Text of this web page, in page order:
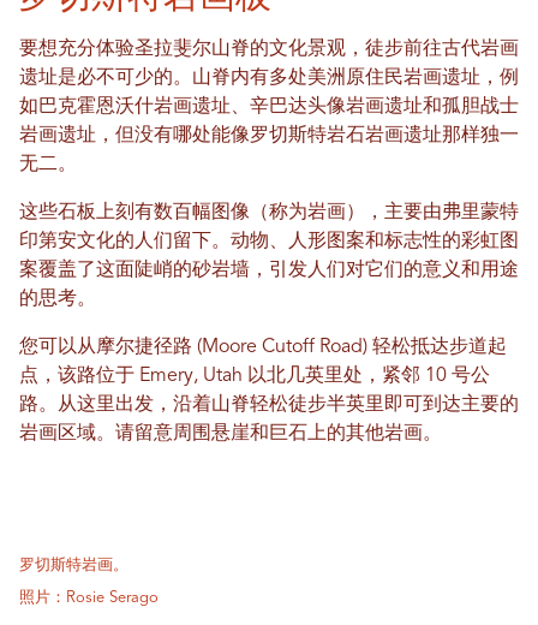
要想充分体验圣拉斐尔山脊的文化景观，徒步前往古代岩画
遗址是必不可少的。山脊内有多处美洲原住民岩画遗址，例
如巴克霍恩沃什岩画遗址、辛巴达头像岩画遗址和孤胆战士
岩画遗址，但没有哪处能像罗切斯特岩石岩画遗址那样独一
无二。
这些石板上刻有数百幅图像（称为岩画），主要由弗里蒙特
印第安文化的人们留下。动物、人形图案和标志性的彩虹图
案覆盖了这面陡峭的砂岩墙，引发人们对它们的意义和用途
的思考。
您可以从摩尔捷径路 (Moore Cutoff Road) 轻松抵达步道起
点，该路位于 Emery, Utah 以北几英里处，紧邻 10 号公
路。从这里出发，沿着山脊轻松徒步半英里即可到达主要的
岩画区域。请留意周围悬崖和巨石上的其他岩画。
罗切斯特岩画。
照片：Rosie Serago